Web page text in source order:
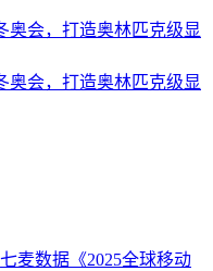
奥会，打造奥林匹克级显
奥会，打造奥林匹克级显
七麦数据《2025全球移动